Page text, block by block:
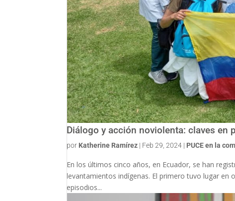
Diálogo y acción noviolenta: claves en
por Katherine Ramírez | Feb 29, 2024 | PUCE en la
En los últimos cinco años, en Ecuador, se han
levantamientos indígenas. El primero tuvo lugar en
episodios...